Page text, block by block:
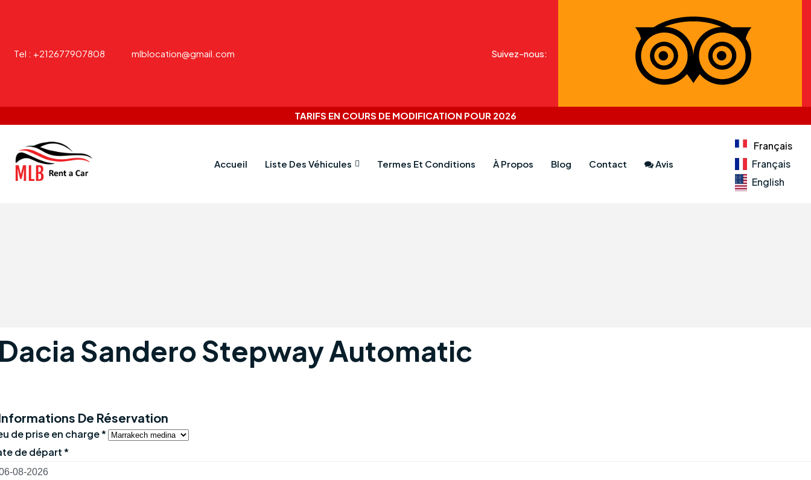
Tel : +212677907808 mlblocation@gmail.com Suivez-nous:
TARIFS EN COURS DE MODIFICATION POUR 2026
Accueil Liste Des Véhicules Termes Et Conditions À Propos Blog Contact Avis
Français
Français
English
Sandero Stepway Automatic
De Réservation
de prise en charge*
de départ*